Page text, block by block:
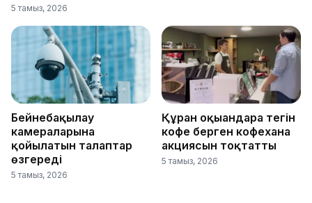
5 тамыз, 2026
Бейнебақылау
камераларына
қойылатын талаптар
өзгереді
5 тамыз, 2026
Құран оқығандарға тегін
кофе берген кофехана
акциясын тоқтатты
5 тамыз, 2026